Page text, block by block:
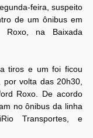
feira, suspeito
de um ônibus em
na Baixada
tiros e um foi ficou
volta das 20h30,
Roxo. De acordo
no ônibus da linha
Transportes, e